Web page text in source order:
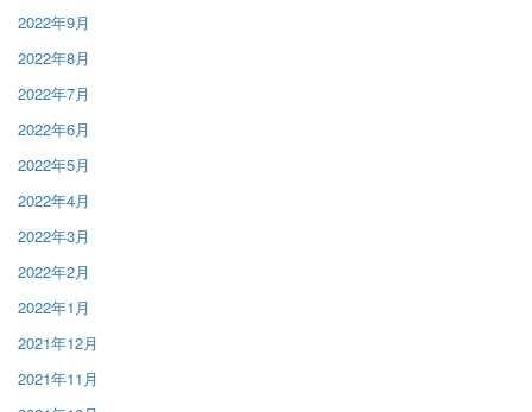
2022年9月
2022年8月
2022年7月
2022年6月
2022年5月
2022年4月
2022年3月
2022年2月
2022年1月
2021年12月
2021年11月